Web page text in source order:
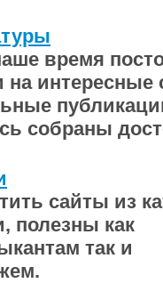
время
на интересные
собраны
сайты из
полезны как
так и